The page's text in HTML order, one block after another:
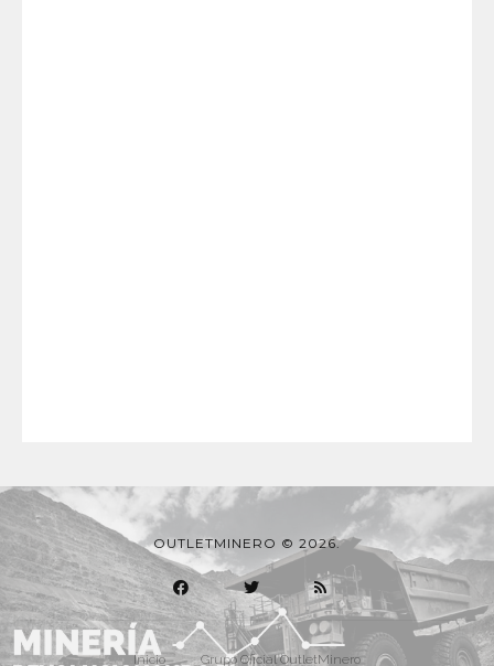
OUTLETMINERO © 2026.
Inicio Grupo Oficial OutletMinero